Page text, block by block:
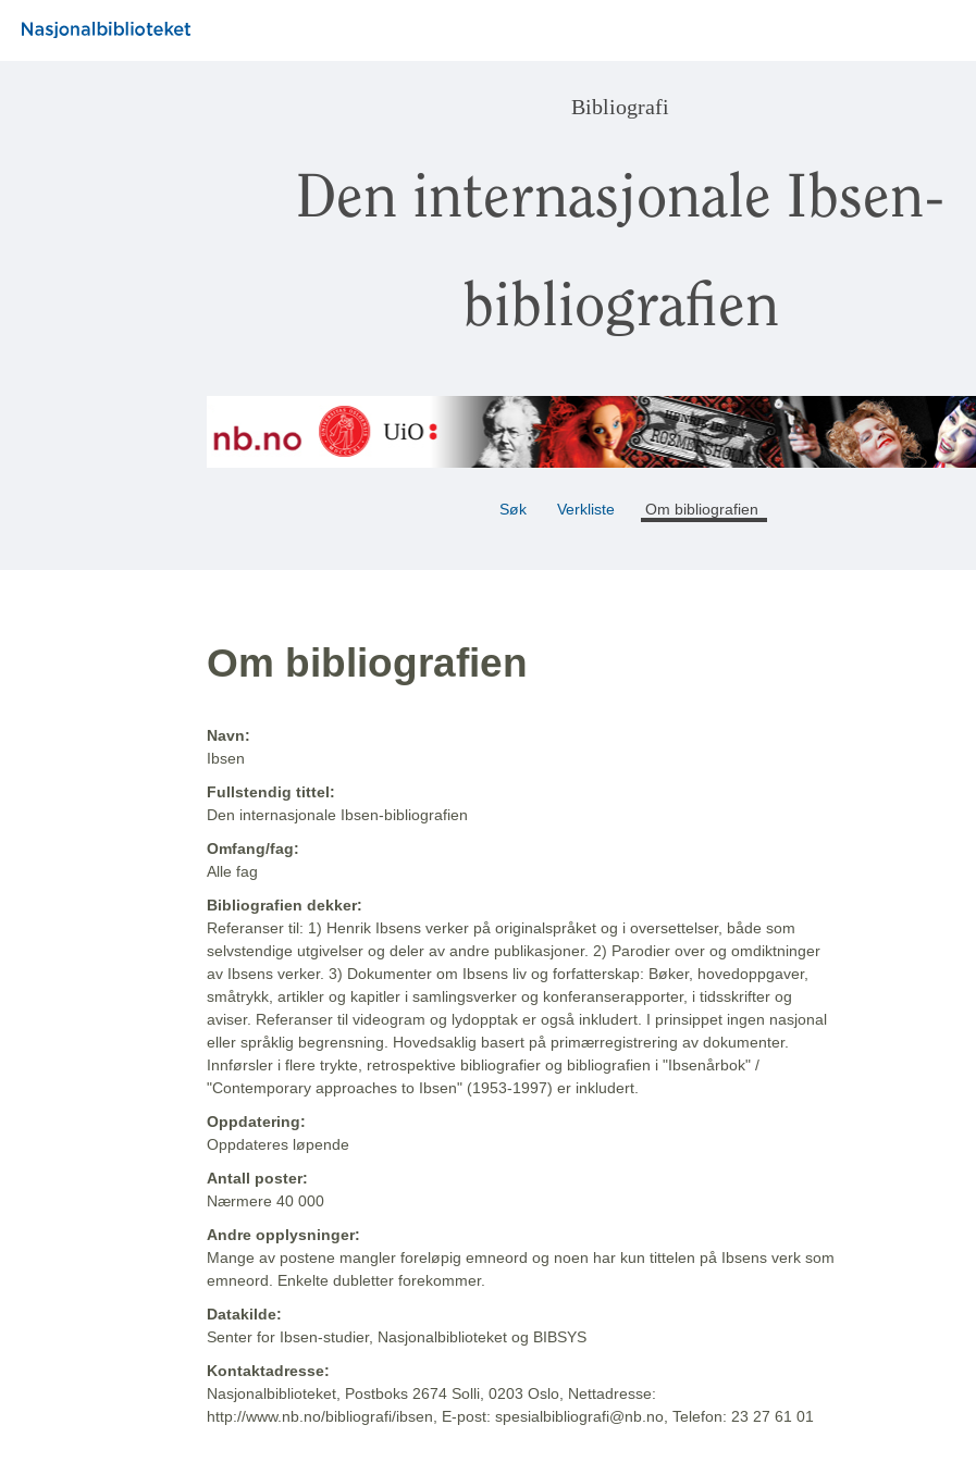
Bibliografi
Den internasjonale Ibsen-
bibliografien
Søk Verkliste Om bibliografien
Om bibliografien
Navn:
Ibsen
Fullstendig tittel:
Den internasjonale Ibsen-bibliografien
Omfang/fag:
Alle fag
Bibliografien dekker:
Referanser til: 1) Henrik Ibsens verker på originalspråket og i oversettelser, både som
selvstendige utgivelser og deler av andre publikasjoner. 2) Parodier over og omdiktninger
av Ibsens verker. 3) Dokumenter om Ibsens liv og forfatterskap: Bøker, hovedoppgaver,
småtrykk, artikler og kapitler i samlingsverker og konferanserapporter, i tidsskrifter og
aviser. Referanser til videogram og lydopptak er også inkludert. I prinsippet ingen nasjonal
eller språklig begrensning. Hovedsaklig basert på primærregistrering av dokumenter.
Innførsler i flere trykte, retrospektive bibliografier og bibliografien i "Ibsenårbok" /
"Contemporary approaches to Ibsen" (1953-1997) er inkludert.
Oppdatering:
Oppdateres løpende
Antall poster:
Nærmere 40 000
Andre opplysninger:
Mange av postene mangler foreløpig emneord og noen har kun tittelen på Ibsens verk som
emneord. Enkelte dubletter forekommer.
Datakilde:
Senter for Ibsen-studier, Nasjonalbiblioteket og BIBSYS
Kontaktadresse:
Nasjonalbiblioteket, Postboks 2674 Solli, 0203 Oslo, Nettadresse:
http://www.nb.no/bibliografi/ibsen, E-post: spesialbibliografi@nb.no, Telefon: 23 27 61 01